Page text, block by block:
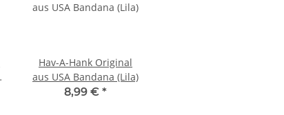
Hav-A-Hank Original
aus USA Bandana (Lila)
8,99 € *